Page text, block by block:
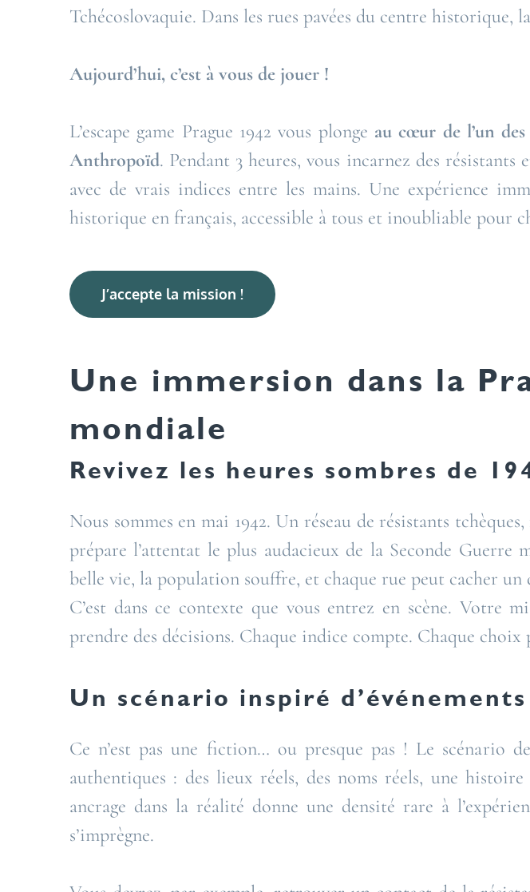
Tchécoslovaquie. Dans les rues pavées du centre historique,
Aujourd’hui, c’est à vous de jouer !
L’escape game Prague 1942 vous plonge au cœur de l’un des
Anthropoïd. Pendant 3 heures, vous incarnez des résistants
avec de vrais indices entre les mains. Une expérience
historique en français, accessible à tous et inoubliable pour
J’accepte la mission !
Une immersion dans la
mondiale
Revivez les heures sombres de
Nous sommes en mai 1942. Un réseau de résistants
prépare l’attentat le plus audacieux de la Seconde
belle vie, la population souffre, et chaque rue peut cacher un
C’est dans ce contexte que vous entrez en scène. Votre
prendre des décisions. Chaque indice compte. Chaque choix
Un scénario inspiré
Ce n’est pas une fiction… ou presque pas ! Le scénario
authentiques : des lieux réels, des noms réels, une
ancrage dans la réalité donne une densité rare à
s’imprègne.